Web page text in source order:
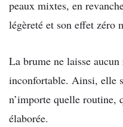
peaux mixtes, en
légèreté et son effet zéro
La brume ne laisse
inconfortable. Ainsi, elle
n’importe quelle routine,
élaborée.